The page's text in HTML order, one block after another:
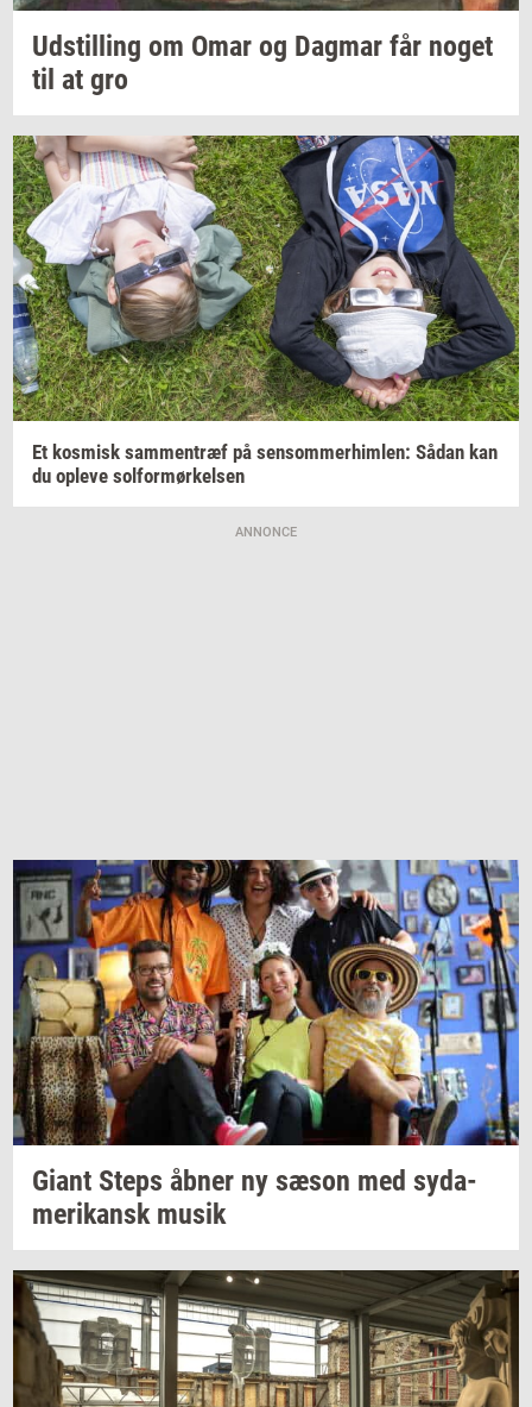
Ud­stil­ling om Omar og Dag­mar får noget
til at gro
Et kos­misk sam­men­træf på sen­som­mer­him­len: Sådan kan
du op­le­ve sol­for­mør­kel­sen
ANNONCE
Giant Steps åbner ny sæson med sy­da­
me­ri­kanskmusik